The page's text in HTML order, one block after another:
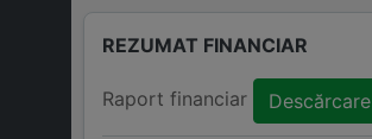
REZUMAT FINANCIAR
Raport financiar Descărcare